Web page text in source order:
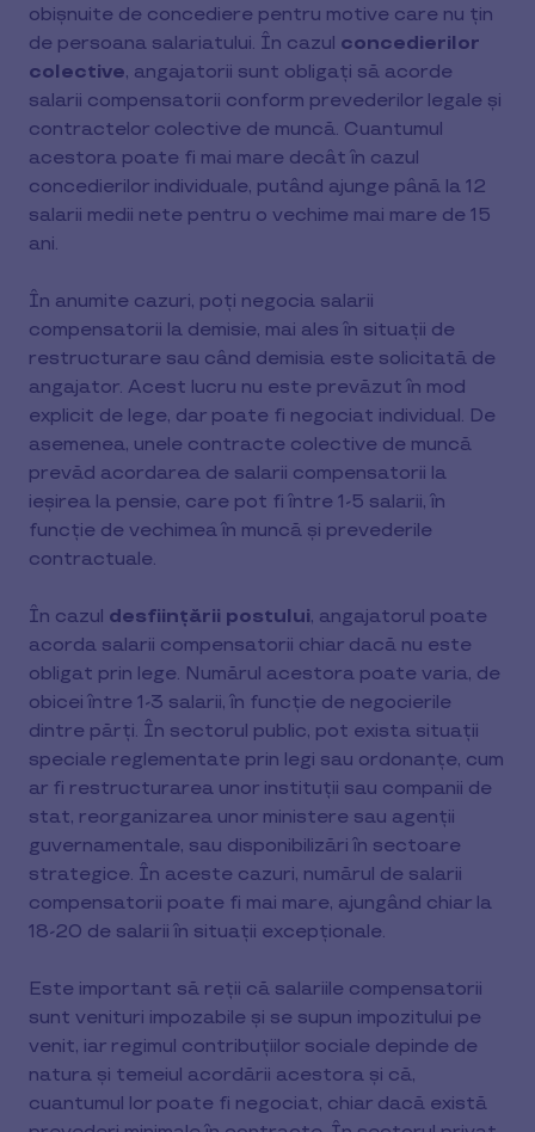
obișnuite de concediere pentru motive care nu țin
de persoana salariatului. În cazul concedierilor
colective, angajatorii sunt obligați să acorde
salarii compensatorii conform prevederilor legale și
contractelor colective de muncă. Cuantumul
acestora poate fi mai mare decât în cazul
concedierilor individuale, putând ajunge până la 12
salarii medii nete pentru o vechime mai mare de 15
ani.
În anumite cazuri, poți negocia salarii
compensatorii la demisie, mai ales în situații de
restructurare sau când demisia este solicitată de
angajator. Acest lucru nu este prevăzut în mod
explicit de lege, dar poate fi negociat individual. De
asemenea, unele contracte colective de muncă
prevăd acordarea de salarii compensatorii la
ieșirea la pensie, care pot fi între 1-5 salarii, în
funcție de vechimea în muncă și prevederile
contractuale.
În cazul desființării postului, angajatorul poate
acorda salarii compensatorii chiar dacă nu este
obligat prin lege. Numărul acestora poate varia, de
obicei între 1-3 salarii, în funcție de negocierile
dintre părți. În sectorul public, pot exista situații
speciale reglementate prin legi sau ordonanțe, cum
ar fi restructurarea unor instituții sau companii de
stat, reorganizarea unor ministere sau agenții
guvernamentale, sau disponibilizări în sectoare
strategice. În aceste cazuri, numărul de salarii
compensatorii poate fi mai mare, ajungând chiar la
18-20 de salarii în situații excepționale.
Este important să reții că salariile compensatorii
sunt venituri impozabile și se supun impozitului pe
venit, iar regimul contribuțiilor sociale depinde de
natura și temeiul acordării acestora și că,
cuantumul lor poate fi negociat, chiar dacă există